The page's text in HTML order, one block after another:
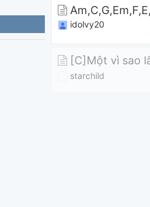
idolvy20
[C]Một vì sao
starchild